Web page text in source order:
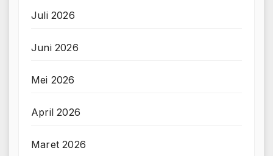
Juli 2026
Juni 2026
Mei 2026
April 2026
Maret 2026